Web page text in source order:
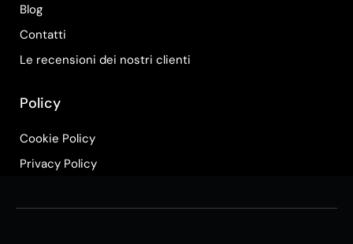
Blog
Contatti
Le recensioni dei nostri clienti
Policy
Cookie Policy
Privacy Policy